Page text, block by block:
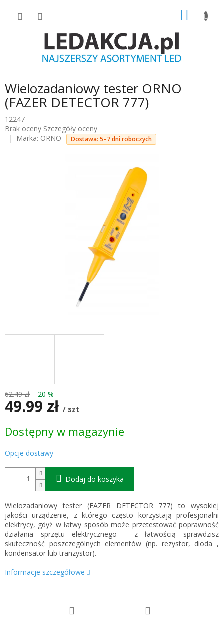
Wielozadaniowy tester ORNO
(FAZER DETECTOR 777)
12247
Średnia
ocena
Brak oceny Szczegóły oceny
Marka: ORNO Dostawa: 5–7 dni roboczych
62.49 zł –20 %
49.99 zł / szt
jednostkowa:
Dostępny w magazynie
Opcje dostawy
Dodaj do koszyka
Wielozadaniowy tester (FAZER DETECTOR 777) to wysokiej
jakości urządzenie, z którego często korzystają profesjonalni
elektrycy, gdyż w łatwy sposób może przetestować poprawność
działania sprzętu elektrycznego - z łatwością sprawdzisz
skuteczność poszczególnych elementów (np. rezystor, dioda ,
kondensator lub tranzystor).
Informacje szczegółowe